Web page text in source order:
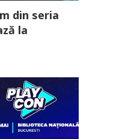
din seria
la